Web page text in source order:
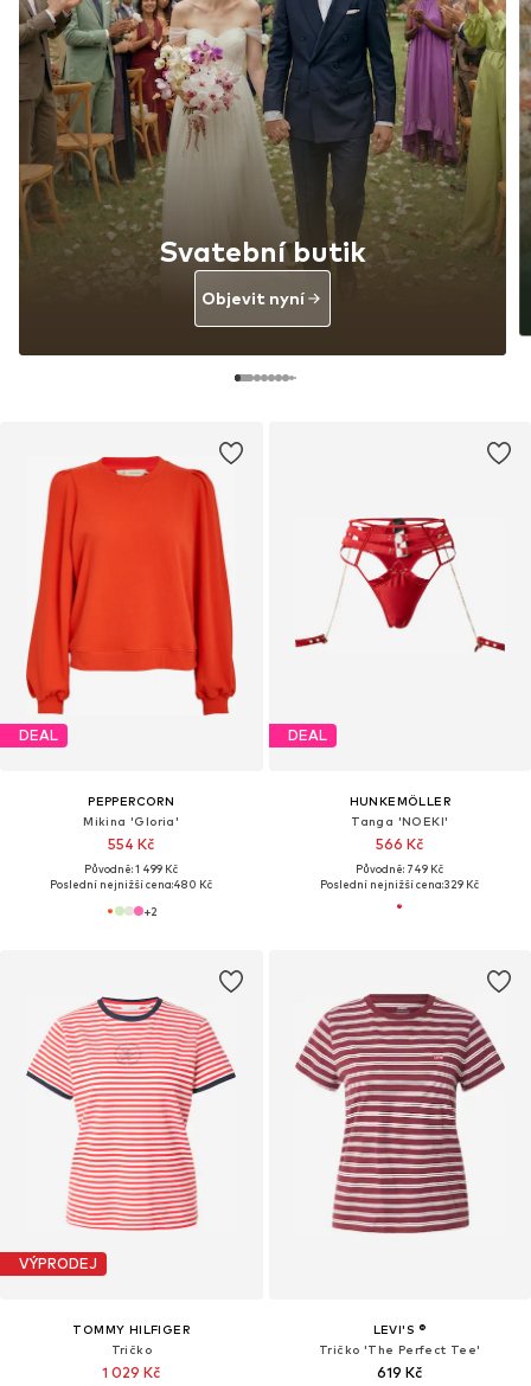
DEAL
PEPPERCORN
Mikina 'Gloria'
554 Kč
Původně: 1 499 Kč
Poslední nejnižší cena:480 Kč
+2
DEAL
HUNKEMÖLLER
Tanga 'NOEKI'
566 Kč
Původně: 749 Kč
Poslední nejnižší cena:329 Kč
VÝPRODEJ
TOMMY HILFIGER
Tričko
1 029 Kč
Svatební butik
Objevit nyní
LEVI'S ®
Tričko 'The Perfect Tee'
619 Kč